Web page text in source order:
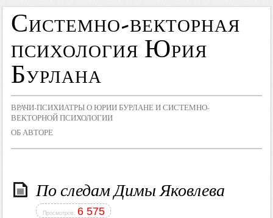
Системно-векторная
психология Юрия
Бурлана
ВРАЧИ-ПСИХИАТРЫ О ЮРИИ БУРЛАНЕ И СИСТЕМНО-
ВЕКТОРНОЙ ПСИХОЛОГИИ
ОБ АВТОРЕ
По следам Димы Яковлева
Просмотров: 6 575